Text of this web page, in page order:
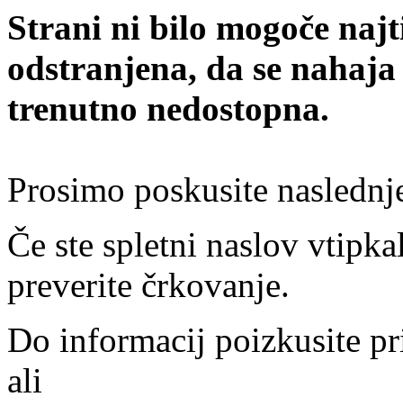
Strani ni bilo mogoče
odstranjena, da se
trenutno nedostopna.
Prosimo poskusite
Če ste spletni naslov
preverite črkovanje.
Do informacij poizkusite
ali